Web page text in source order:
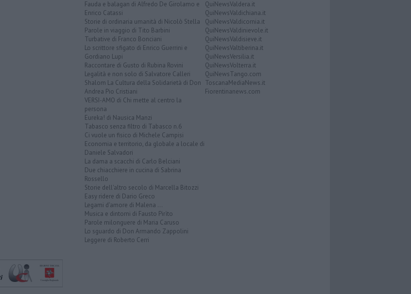
Fauda e balagan di Alfredo De Girolamo e
Enrico Catassi
Storie di ordinaria umanità di Nicolò Stella
Parole in viaggio di Tito Barbini
Turbative di Franco Bonciani
Lo scrittore sfigato di Enrico Guerrini e
Gordiano Lupi
Raccontare di Gusto di Rubina Rovini
Legalità e non solo di Salvatore Calleri
Shalom La Cultura della Solidarietà di Don
Andrea Pio Cristiani
VERSI-AMO di Chi mette al centro la
persona
Eureka! di Nausica Manzi
Tabasco senza filtro di Tabasco n.6
Ci vuole un fisico di Michele Campisi
Economia e territorio, da globale a locale di
Daniele Salvadori
La dama a scacchi di Carlo Belciani
Due chiacchiere in cucina di Sabrina
Rossello
Storie dell'altro secolo di Marcella Bitozzi
Easy ridere di Dario Greco
Legami d'amore di Malena ...
Musica e dintorni di Fausto Pirìto
Parole milonguere di Maria Caruso
Lo sguardo di Don Armando Zappolini
Leggere di Roberto Cerri
QuiNewsValdera.it
QuiNewsValdichiana.it
QuiNewsValdicornia.it
QuiNewsValdinievole.it
QuiNewsValdisieve.it
QuiNewsValtiberina.it
QuiNewsVersilia.it
QuiNewsVolterra.it
QuiNewsTango.com
ToscanaMediaNews.it
Fiorentinanews.com